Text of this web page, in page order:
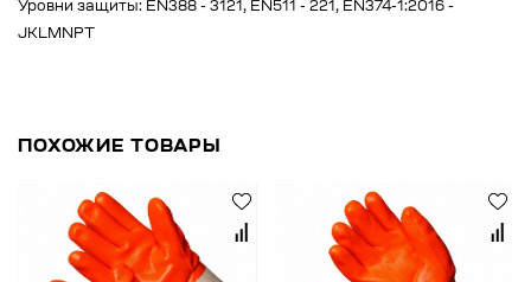
Уровни защиты: EN388 - 3121, EN511 - 221, EN374-1:2016 -
JKLMNPT
ПОХОЖИЕ ТОВАРЫ